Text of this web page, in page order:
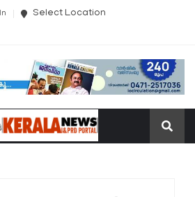
Select Location